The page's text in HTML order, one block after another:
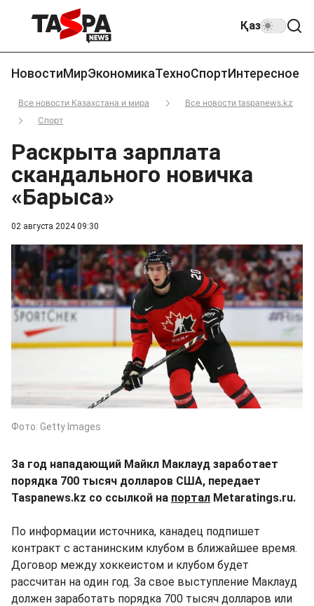
Қаз
НовостиМирЭкономикаТехноСпортИнтересное
Все новости Казахстана и мира
Все новости taspanews.kz
Спорт
02 августа 2024 09:30
Раскрыта зарплата
скандального новичка
«Барыса»
Фото: Getty Images
За год нападающий Майкл Маклауд заработает
порядка 700 тысяч долларов США, передает
Taspanews.kz со ссылкой на портал Metaratings.ru.
По информации источника, канадец подпишет
контракт с астанинским клубом в ближайшее время.
Договор между хоккеистом и клубом будет
рассчитан на один год. За свое выступление Маклауд
должен заработать порядка 700 тысяч долларов или